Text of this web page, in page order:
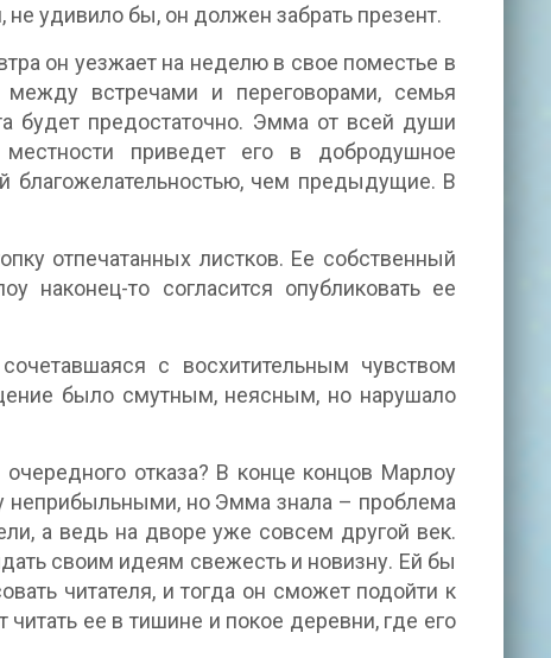
удивило бы, он должен забрать презент.
он уезжает на неделю в свое поместье в
встречами и переговорами, семья
будет предостаточно. Эмма от всей души
приведет его в добродушное
благожелательностью, чем предыдущие. В
отпечатанных листков. Ее собственный
то согласится опубликовать ее
с восхитительным чувством
было смутным, неясным, но нарушало
отказа? В конце концов Марлоу
неприбыльными, но Эмма знала – проблема
а ведь на дворе уже совсем другой век.
своим идеям свежесть и новизну. Ей бы
читателя, и тогда он сможет подойти к
ее в тишине и покое деревни, где его